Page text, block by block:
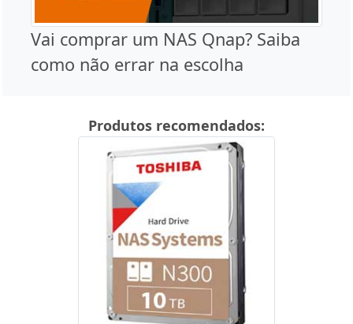
Vai comprar um NAS Qnap? Saiba
como não errar na escolha
Produtos recomendados: